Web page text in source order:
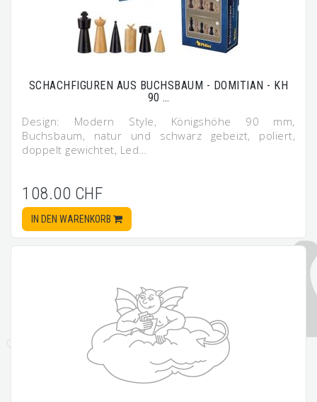
SCHACHFIGUREN AUS BUCHSBAUM - DOMITIAN - KH
90 …
Design: Modern Style, Königshöhe 90 mm,
Buchsbaum, natur und schwarz gebeizt, poliert,
doppelt gewichtet, Led…
108.00 CHF
IN DEN WARENKORB